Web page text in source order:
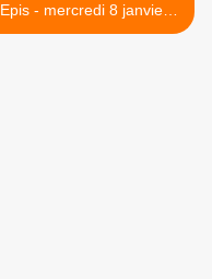
Epis - mercredi 8 janvier
2020 >